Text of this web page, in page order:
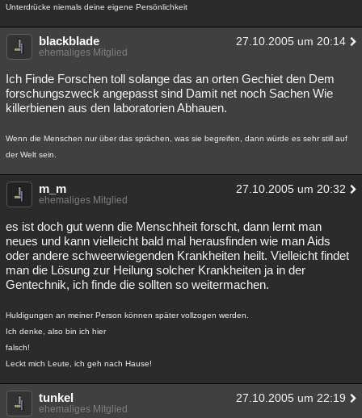
Unterdrücke niemals deine eigene Persönlichkeit
blackblade 27.10.2005 um 20:14
ehemaliges Mitglied
Ich Finde Forschen toll solange das an orten Gechiet den Dem
forschungszweck angepasst sind Damit net noch Sachen Wie
killerbienen aus den laboratorien Abhauen.
Wenn die Menschen nur über das sprächen, was sie begreifen, dann würde es sehr still auf
der Welt sein.
m_m 27.10.2005 um 20:32
ehemaliges Mitglied
es ist doch gut wenn die Menschheit forscht, dann lernt man
neues und kann vielleicht bald mal herausfinden wie man Aids
oder andere schweerwiegenden Krankheiten heilt. Vielleicht findet
man die Lösung zur Heilung solcher Krankheiten ja in der
Gentechnik, ich finde die sollten so weitermachen.
Huldigungen an meiner Person können später vollzogen werden.
Ich denke, also bin ich hier
falsch!
Leckt mich Leute, ich geh nach Hause!
tunkel 27.10.2005 um 22:19
ehemaliges Mitglied